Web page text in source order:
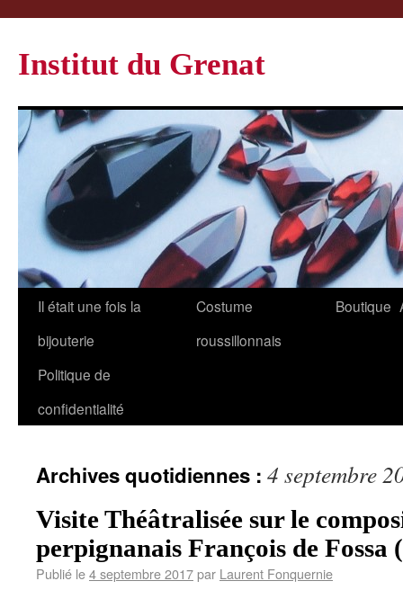
Institut du Grenat
Il était une fois la
bijouterie
Costume
roussillonnais
Boutique
Politique de
confidentialité
Archives quotidiennes : 4 septembre
Visite Théâtralisée sur le
perpignanais François de Fossa
Publié le4 septembre 2017par Laurent Fonquernie